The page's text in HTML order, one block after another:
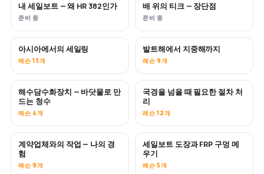
곧 공개
내 세일보트 — 왜 HR 382인가
준비 중
곧 공개
배 위의 티크 — 장단점
준비 중
곧 공개
아시아에서의 세일링
레슨 13개
곧 공개
발트해에서 지중해까지
레슨 9개
곧 공개
해수담수화장치 — 바닷물로 만
드는 청수
레슨 4개
국경을 넘을 때 필요한 절차 처
리
레슨 12개
곧 공개
계약업체와의 작업 — 나의 경
험
레슨 9개
곧 공개
세일보트 도장과 FRP 구멍 메
우기
레슨 5개